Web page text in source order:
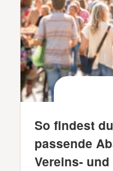
So findest
passende
Vereins-